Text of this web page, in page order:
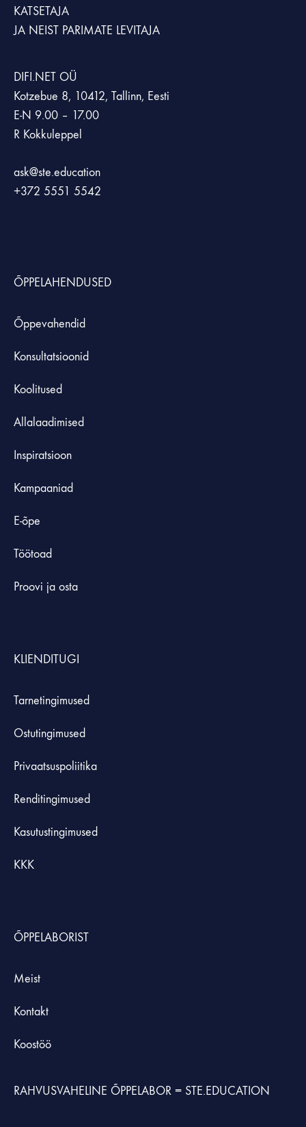
KATSETAJA
JA NEIST PARIMATE LEVITAJA
DIFI.NET OÜ
Kotzebue 8, 10412, Tallinn, Eesti
E-N 9.00 – 17.00
R Kokkuleppel
ask@ste.education
+372 5551 5542
ÕPPELAHENDUSED
Õppevahendid
Konsultatsioonid
Koolitused
Allalaadimised
Inspiratsioon
Kampaaniad
E-õpe
Töötoad
Proovi ja osta
KLIENDITUGI
Tarnetingimused
Ostutingimused
Privaatsuspoliitika
Renditingimused
Kasutustingimused
KKK
ÕPPELABORIST
Meist
Kontakt
Koostöö
RAHVUSVAHELINE ÕPPELABOR = STE.EDUCATION